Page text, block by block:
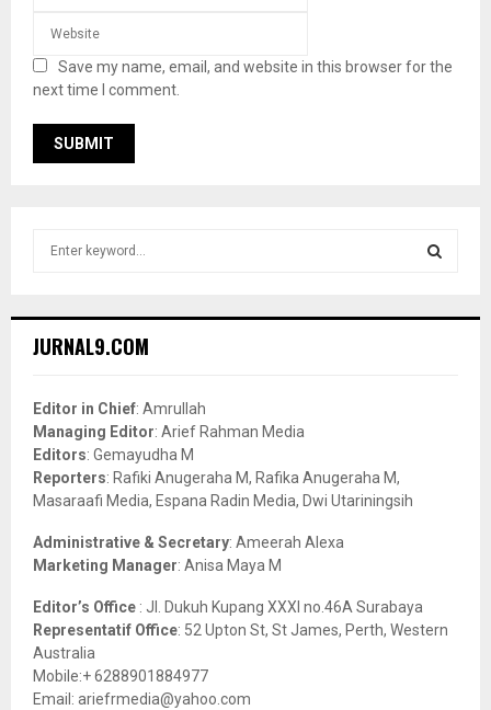
Save my name, email, and website in this browser for the
next time I comment.
h
o
r
:
JURNAL9.COM
Editor in Chief: Amrullah
Managing Editor: Arief Rahman Media
Editors: Gemayudha M
Reporters: Rafiki Anugeraha M, Rafika Anugeraha M,
Masaraafi Media, Espana Radin Media, Dwi Utariningsih
Administrative & Secretary: Ameerah Alexa
Marketing Manager: Anisa Maya M
Editor’s Office : Jl. Dukuh Kupang XXXI no.46A Surabaya
Representatif Office: 52 Upton St, St James, Perth, Western
Australia
Mobile:+ 6288901884977
Email: ariefrmedia@yahoo.com